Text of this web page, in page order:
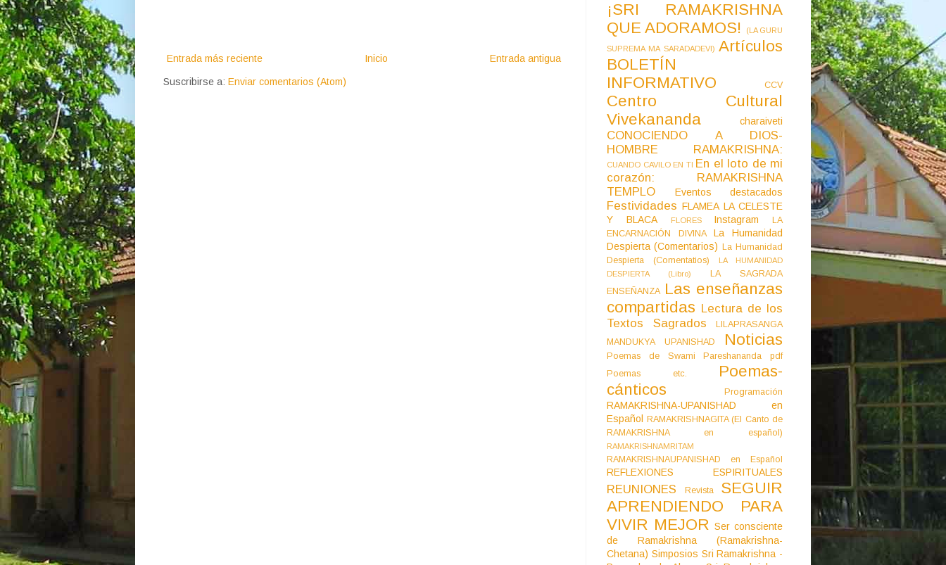
Entrada más reciente Entrada antigua
Inicio
Suscribirse a: Enviar comentarios (Atom)
¡SRI RAMAKRISHNA
QUE ADORAMOS!
(LA GURU
SUPREMA MA SARADADEVI) Artículos
BOLETÍN
INFORMATIVO
CCV
Centro Cultural
Vivekananda
charaiveti
CONOCIENDO A DIOS-
HOMBRE RAMAKRISHNA:
CUANDO CAVILO EN TI En el loto de mi
corazón: RAMAKRISHNA
TEMPLO
Eventos destacados
Festividades FLAMEA LA CELESTE
Y BLACA
FLORES Instagram
LA
ENCARNACIÓN DIVINA
La Humanidad
Despierta (Comentarios)
La Humanidad
Despierta (Comentatios)
LA HUMANIDAD
DESPIERTA (Libro)
LA SAGRADA
ENSEÑANZA Las enseñanzas
compartidas Lectura de los
Textos Sagrados
LILAPRASANGA
MANDUKYA UPANISHAD
Noticias
Poemas de Swami Pareshananda pdf
Poemas etc.
Poemas-
cánticos
Programación
RAMAKRISHNA-UPANISHAD en
Español
RAMAKRISHNAGITA (El Canto de
RAMAKRISHNA en español)
RAMAKRISHNAMRITAM
RAMAKRISHNAUPANISHAD en Español
REFLEXIONES ESPIRITUALES
REUNIONES Revista
SEGUIR
APRENDIENDO PARA
VIVIR MEJOR Ser consciente
de Ramakrishna (Ramakrishna-
Chetana) Simposios Sri Ramakrishna -